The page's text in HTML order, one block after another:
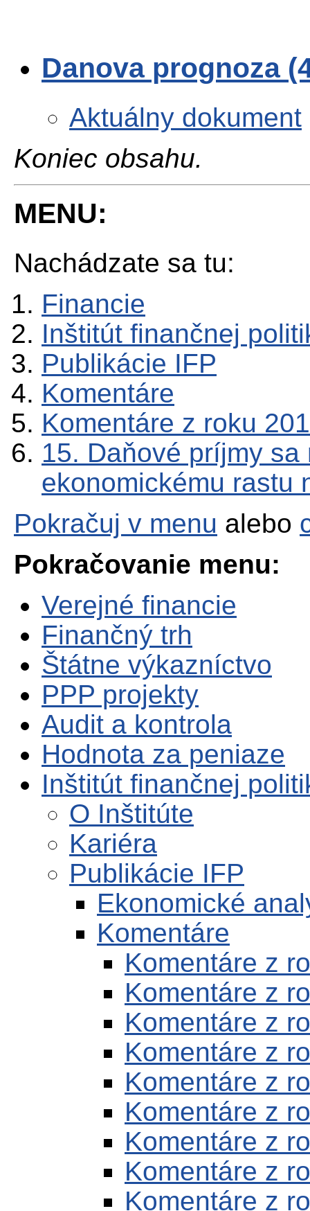
Danova prognoza
Aktuálny dokument
Koniec obsahu.
MENU:
Nachádzate sa tu:
Financie
Inštitút finančnej
Publikácie IFP
Komentáre
Komentáre z roku
15. Daňové príjmy
ekonomickému rastu
Pokračuj v menu alebo
Pokračovanie menu:
Verejné financie
Finančný trh
Štátne výkazníctvo
PPP projekty
Audit a kontrola
Hodnota za peniaze
Inštitút finančnej
O Inštitúte
Kariéra
Publikácie IFP
Ekonomické
Komentáre
Komentáre z
Komentáre z
Komentáre z
Komentáre z
Komentáre z
Komentáre z
Komentáre z
Komentáre z
Komentáre z